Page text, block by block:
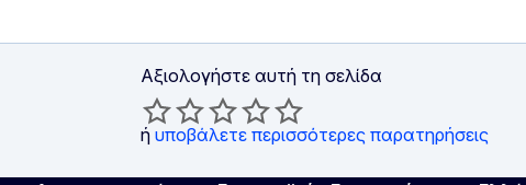
Αξιολογήστε αυτή τη σελίδα
ή υποβάλετε περισσότερες παρατηρήσεις